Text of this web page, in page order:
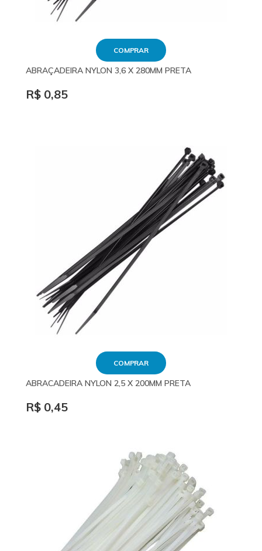
COMPRAR
ABRAÇADEIRA NYLON 3,6 X 280MM PRETA
R$ 0,85
COMPRAR
ABRACADEIRA NYLON 2,5 X 200MM PRETA
R$ 0,45